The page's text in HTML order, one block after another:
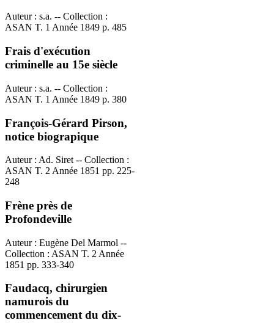
Auteur : s.a. -- Collection :
ASAN T. 1 Année 1849 p. 485
Frais d'exécution
criminelle au 15e siècle
Auteur : s.a. -- Collection :
ASAN T. 1 Année 1849 p. 380
François-Gérard Pirson,
notice biograpique
Auteur : Ad. Siret -- Collection :
ASAN T. 2 Année 1851 pp. 225-
248
Frène près de
Profondeville
Auteur : Eugène Del Marmol --
Collection : ASAN T. 2 Année
1851 pp. 333-340
Faudacq, chirurgien
namurois du
commencement du dix-